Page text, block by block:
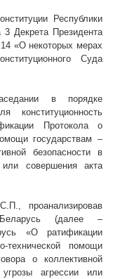
Республики
3 Декрета Президента
«О некоторых мерах
Суда
в порядке
конституционность
Протокола о
государствам –
безопасности в
или совершения акта
проанализировав
Беларусь (далее –
«О ратификации
технической помощи
о коллективной
агрессии или